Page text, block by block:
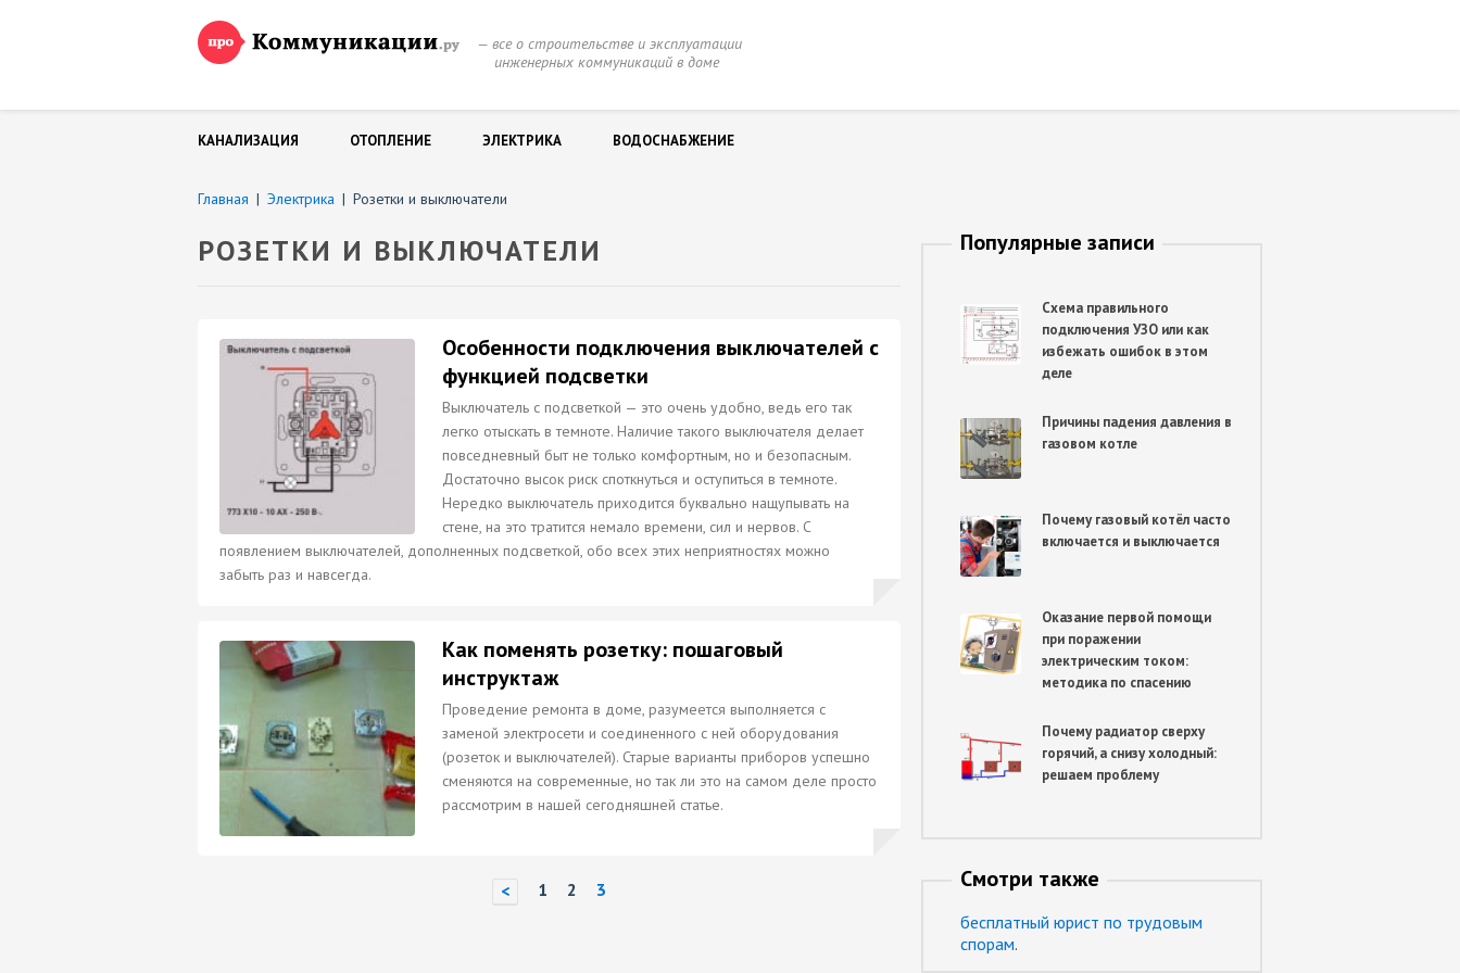
— все о строительстве и эксплуатации
инженерных коммуникаций в доме
КАНАЛИЗАЦИЯ ОТОПЛЕНИЕ ЭЛЕКТРИКА ВОДОСНАБЖЕНИЕ
Главная | Электрика | Розетки и выключатели
РОЗЕТКИ И ВЫКЛЮЧАТЕЛИ
Особенности подключения выключателей с
функцией подсветки
Выключатель с подсветкой — это очень удобно, ведь его так
легко отыскать в темноте. Наличие такого выключателя делает
повседневный быт не только комфортным, но и безопасным.
Достаточно высок риск споткнуться и оступиться в темноте.
Нередко выключатель приходится буквально нащупывать на
стене, на это тратится немало времени, сил и нервов. С
появлением выключателей, дополненных подсветкой, обо всех этих неприятностях можно
забыть раз и навсегда.
Как поменять розетку: пошаговый
инструктаж
Проведение ремонта в доме, разумеется выполняется с
заменой электросети и соединенного с ней оборудования
(розеток и выключателей). Старые варианты приборов успешно
сменяются на современные, но так ли это на самом деле просто
рассмотрим в нашей сегодняшней статье.
< 1 2 3
Популярные записи
Схема правильного
подключения УЗО или как
избежать ошибок в этом
деле
Причины падения давления в
газовом котле
Почему газовый котёл часто
включается и выключается
Оказание первой помощи
при поражении
электрическим током:
методика по спасению
Почему радиатор сверху
горячий, а снизу холодный:
решаем проблему
Смотри также
бесплатный юрист по трудовым
спорам.